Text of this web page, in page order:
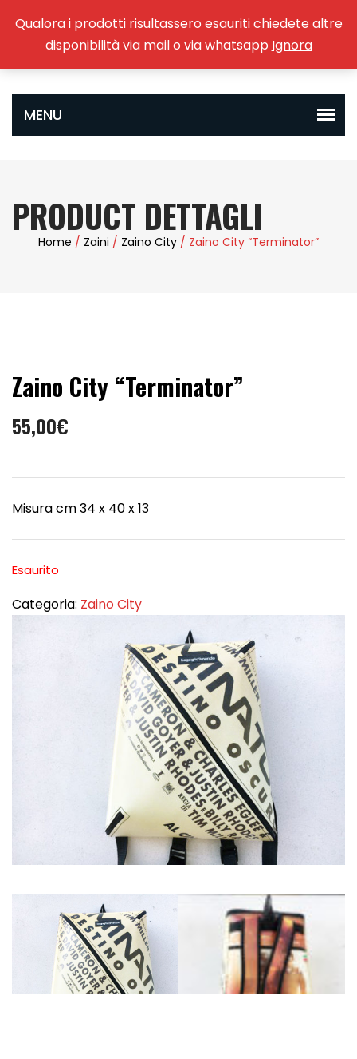
PRODUCT DETTAGLI
Home / Zaini / Zaino City / Zaino City “Terminator”
Zaino City “Terminator”
55,00€
Misura cm 34 x 40 x 13
Esaurito
Categoria: Zaino City
Qualora i prodotti risultassero esauriti chiedete altre
disponibilità via mail o via whatsapp Ignora